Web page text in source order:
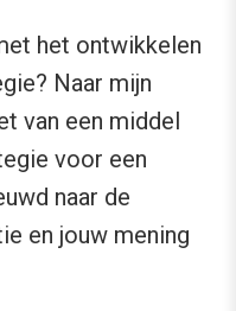
het ontwikkelen
Naar mijn
van een middel
voor een
naar de
en jouw mening